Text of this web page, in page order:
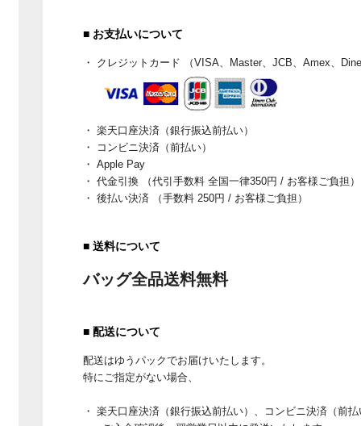
■ お支払いについて
・ クレジットカード （VISA、Master、JCB、Amex、
・ 楽天口座決済（銀行振込前払い）
・ コンビニ決済（前払い）
・ Apple Pay
・ 代金引換 （代引手数料 全国一律350円 / お客様ご負担）
・ 後払い決済 （手数料 250円 / お客様ご負担）
■ 送料について
バッグ全品送料無料
■ 配送について
配送はゆうパックでお届けいたします。
特にご指定がない場合、
・ 楽天口座決済（銀行振込前払い）、コンビニ決済（前払